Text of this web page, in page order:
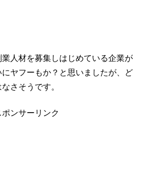
人材を募集しはじめている企業が
ヤフーもか？と思いましたが、ど
さそうです。
ポンサーリンク